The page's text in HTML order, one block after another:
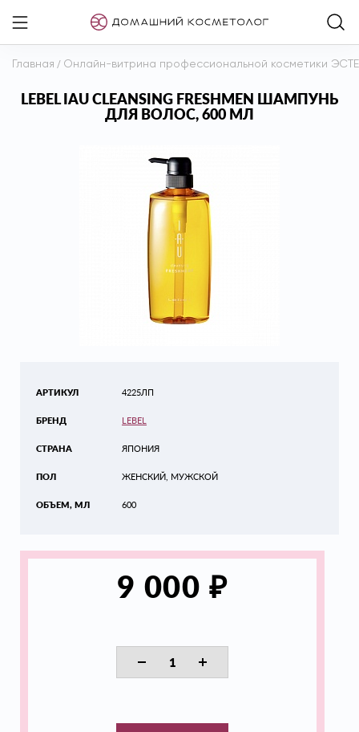
Главная / Онлайн-витрина профессиональной косметики
LEBEL IAU CLEANSING FRESHMEN ШАМПУНЬ
ДЛЯ ВОЛОС, 600 МЛ
АРТИКУЛ
БРЕНД
СТРАНА
ПОЛ
ОБЪЕМ, МЛ
4225ЛП
LEBEL
ЯПОНИЯ
ЖЕНСКИЙ, МУЖСКОЙ
600
9 000 ₽